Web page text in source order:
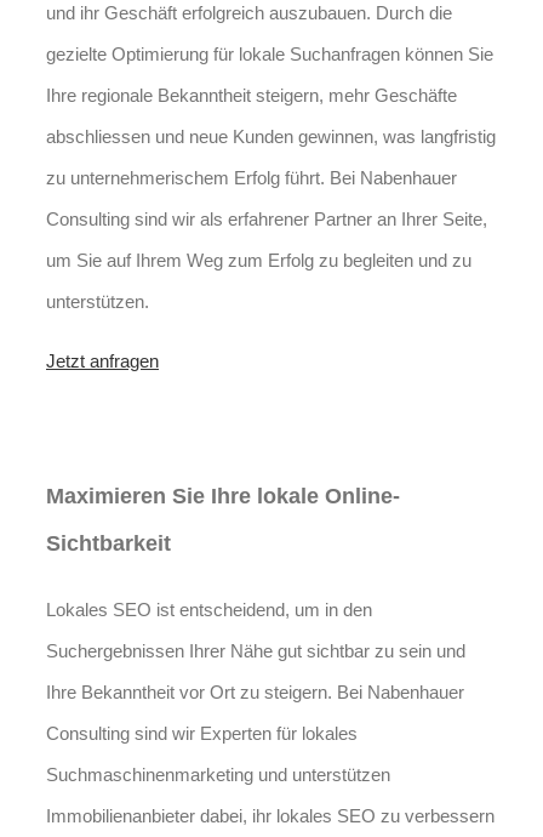
und ihr Geschäft erfolgreich auszubauen. Durch die
gezielte Optimierung für lokale Suchanfragen können Sie
Ihre regionale Bekanntheit steigern, mehr Geschäfte
abschliessen und neue Kunden gewinnen, was langfristig
zu unternehmerischem Erfolg führt. Bei Nabenhauer
Consulting sind wir als erfahrener Partner an Ihrer Seite,
um Sie auf Ihrem Weg zum Erfolg zu begleiten und zu
unterstützen.
Jetzt anfragen
Maximieren Sie Ihre lokale Online-
Sichtbarkeit
Lokales SEO ist entscheidend, um in den
Suchergebnissen Ihrer Nähe gut sichtbar zu sein und
Ihre Bekanntheit vor Ort zu steigern. Bei Nabenhauer
Consulting sind wir Experten für lokales
Suchmaschinenmarketing und unterstützen
Immobilienanbieter dabei, ihr lokales SEO zu verbessern